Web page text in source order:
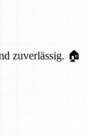
zuverlässig. 🏠